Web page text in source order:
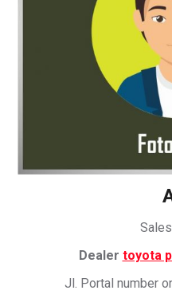
Dealer toyota
Jl. Portal number